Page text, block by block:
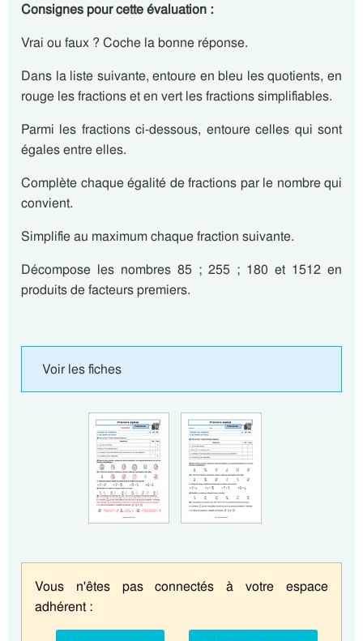
Consignes pour cette évaluation :
Vrai ou faux ? Coche la bonne réponse.
Dans la liste suivante, entoure en bleu les quotients, en
rouge les fractions et en vert les fractions simplifiables.
Parmi les fractions ci-dessous, entoure celles qui sont
égales entre elles.
Complète chaque égalité de fractions par le nombre qui
convient.
Simplifie au maximum chaque fraction suivante.
Décompose les nombres 85 ; 255 ; 180 et 1512 en
produits de facteurs premiers.
Voir les fiches
Vous n'êtes pas connectés à votre espace
adhérent :